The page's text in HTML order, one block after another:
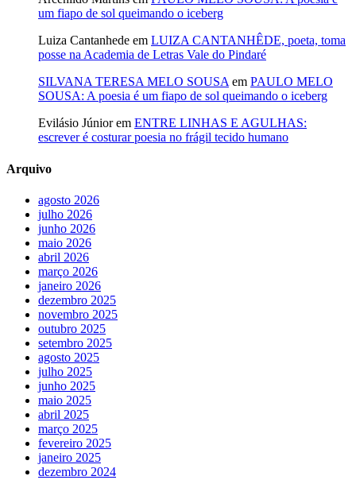
um fiapo de sol queimando o iceberg
Luiza Cantanhede em LUIZA CANTANHÊDE, poeta, toma
posse na Academia de Letras Vale do Pindaré
SILVANA TERESA MELO SOUSAem PAULO MELO
SOUSA: A poesia é um fiapo de sol queimando o iceberg
Evilásio Júniorem ENTRE LINHAS E AGULHAS:
escrever é costurar poesia no frágil tecido humano
Arquivo
agosto 2026
julho 2026
junho 2026
maio 2026
abril 2026
março 2026
janeiro 2026
dezembro 2025
novembro 2025
outubro 2025
setembro 2025
agosto 2025
julho 2025
junho 2025
maio 2025
abril 2025
março 2025
fevereiro 2025
janeiro 2025
dezembro 2024